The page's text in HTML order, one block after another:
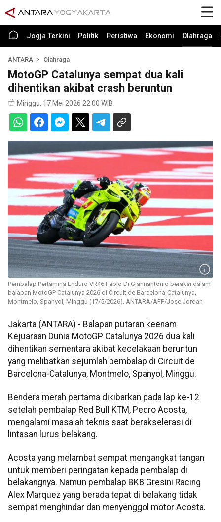
Jogja Terkini Politik Peristiwa Ekonomi Olahraga
ANTARA Olahraga
MotoGP Catalunya sempat dua kali
dihentikan akibat crash beruntun
Minggu, 17 Mei 2026 22:00 WIB
Pembalap Pertamina Enduro VR46 Fabio Di Giannantonio beraksi dalam
balapan MotoGP Catalunya 2026 di Circuit de Barcelona-Catalunya,
Montmelo, Spanyol, Minggu (17/5/2026). ANTARA/AFP/Jose Jordan
Jakarta (ANTARA) - Balapan putaran keenam
Kejuaraan Dunia MotoGP Catalunya 2026 dua kali
dihentikan sementara akibat kecelakaan beruntun
yang melibatkan sejumlah pembalap di Circuit de
Barcelona-Catalunya, Montmelo, Spanyol, Minggu.
Bendera merah pertama dikibarkan pada lap ke-12
setelah pembalap Red Bull KTM, Pedro Acosta,
mengalami masalah teknis saat berakselerasi di
lintasan lurus belakang.
Acosta yang melambat sempat mengangkat tangan
untuk memberi peringatan kepada pembalap di
belakangnya. Namun pembalap BK8 Gresini Racing
Alex Marquez yang berada tepat di belakang tidak
sempat menghindar dan menyenggol motor Acosta.